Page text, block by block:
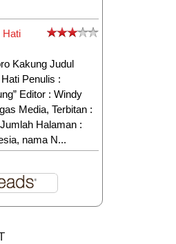
Hati
Kakung Judul
Penulis :
Editor : Windy
Media, Terbitan :
Halaman :
nama N...